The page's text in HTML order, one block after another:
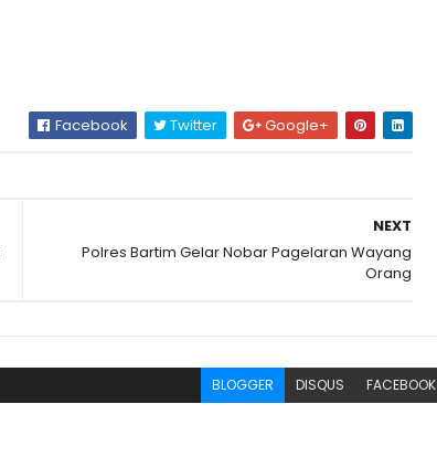
Facebook Twitter Google+
NEXT
Polres Bartim Gelar Nobar Pagelaran Wayang
Orang
BLOGGER DISQUS FACEBOOK